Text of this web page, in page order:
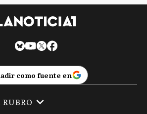
como fuente en